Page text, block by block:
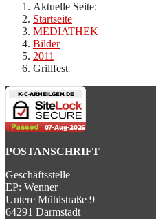
Aktuelle Seite:
Startseite
MEDIATHEK
Bilder
2011
Grillfest
POSTANSCHRIFT
Geschäftsstelle
EP: Wenner
Untere Mühlstraße 9
64291 Darmstadt